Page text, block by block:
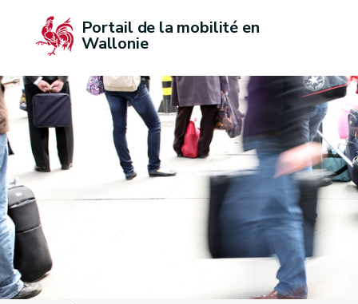
Portail de la mobilité en
Wallonie